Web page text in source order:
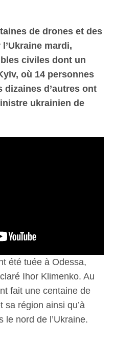
de drones et des
mardi,
civiles dont un
où 14 personnes
d’autres ont
ukrainien de
été tuée à Odessa,
Ihor Klimenko. Au
fait une centaine de
sa région ainsi qu’à
le nord de l’Ukraine.